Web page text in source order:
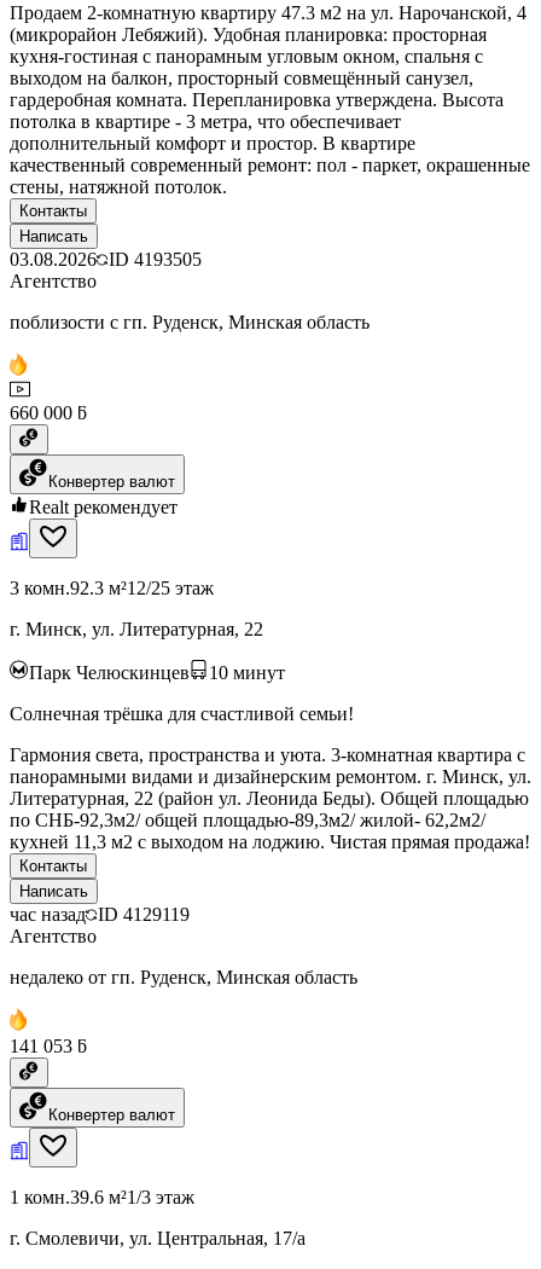
Продаем 2-комнатную квартиру 47.3 м2 на ул. Нарочанской, 4
(микрорайон Лебяжий). Удобная планировка: просторная
кухня-гостиная с панорамным угловым окном, спальня с
выходом на балкон, просторный совмещённый санузел,
гардеробная комната. Перепланировка утверждена. Высота
потолка в квартире - 3 метра, что обеспечивает
дополнительный комфорт и простор. В квартире
качественный современный ремонт: пол - паркет, окрашенные
стены, натяжной потолок.
Контакты
Написать
03.08.2026 ID 4193505
Агентство
поблизости с гп. Руденск, Минская область
660 000 ƃ
Конвертер валют
Realt рекомендует
3 комн.92.3 м²12/25 этаж
г. Минск, ул. Литературная, 22
Парк Челюскинцев 10 минут
Солнечная трёшка для счастливой семьи!
Гармония света, пространства и уюта. 3-комнатная квартира с
панорамными видами и дизайнерским ремонтом. г. Минск, ул.
Литературная, 22 (район ул. Леонида Беды). Общей площадью
по СНБ-92,3м2/ общей площадью-89,3м2/ жилой- 62,2м2/
кухней 11,3 м2 с выходом на лоджию. Чистая прямая продажа!
Контакты
Написать
час назад ID 4129119
Агентство
недалеко от гп. Руденск, Минская область
141 053 ƃ
Конвертер валют
1 комн.39.6 м²1/3 этаж
г. Смолевичи, ул. Центральная, 17/а